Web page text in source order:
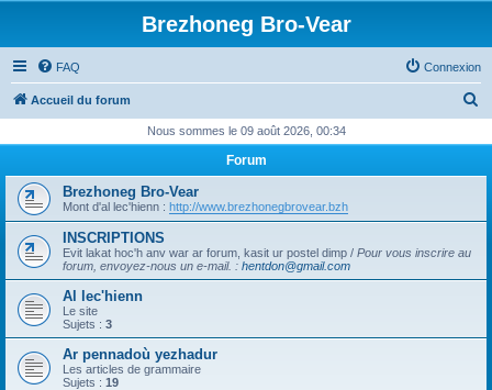
Brezhoneg Bro-Vear
FAQ Connexion
Accueil du forum
h
h
r
Nous sommes le 09 août 2026, 00:34
Forum
Brezhoneg Bro-Vear
Mont d'al lec'hienn : http://www.brezhonegbrovear.bzh
INSCRIPTIONS
Evit lakat hoc'h anv war ar forum, kasit ur postel dimp / Pour vous inscrire au
forum, envoyez-nous un e-mail. : hentdon@gmail.com
Al lec'hienn
Le site
Sujets : 3
Ar pennadoù yezhadur
Les articles de grammaire
Sujets : 19